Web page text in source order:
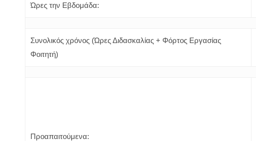
Ώρες την Εβδομάδα:
Συνολικός χρόνος (Ώρες Διδασκαλίας + Φόρτος Εργασίας
Φοιτητή)
Προαπαιτούμενα: